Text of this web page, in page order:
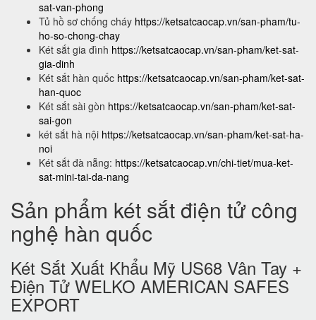
sat-van-phong
Tủ hồ sơ chống cháy https://ketsatcaocap.vn/san-pham/tu-
ho-so-chong-chay
Két sắt gia đình https://ketsatcaocap.vn/san-pham/ket-sat-
gia-dinh
Két sắt hàn quốc https://ketsatcaocap.vn/san-pham/ket-sat-
han-quoc
Két sắt sài gòn https://ketsatcaocap.vn/san-pham/ket-sat-
sai-gon
két sắt hà nội https://ketsatcaocap.vn/san-pham/ket-sat-ha-
noi
Két sắt đà nẵng: https://ketsatcaocap.vn/chi-tiet/mua-ket-
sat-mini-tai-da-nang
Sản phẩm két sắt điện tử công
nghệ hàn quốc
Két Sắt Xuất Khẩu Mỹ US68 Vân Tay +
Điện Tử WELKO AMERICAN SAFES
EXPORT